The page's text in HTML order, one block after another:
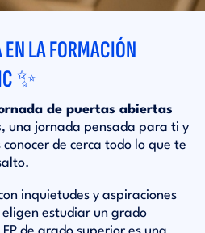
LA FORMACIÓN
✨
de puertas abiertas
, una jornada pensada para ti y
de cerca todo lo que te
inquietudes y aspiraciones
estudiar un grado